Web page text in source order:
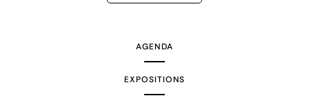
AGENDA
EXPOSITIONS